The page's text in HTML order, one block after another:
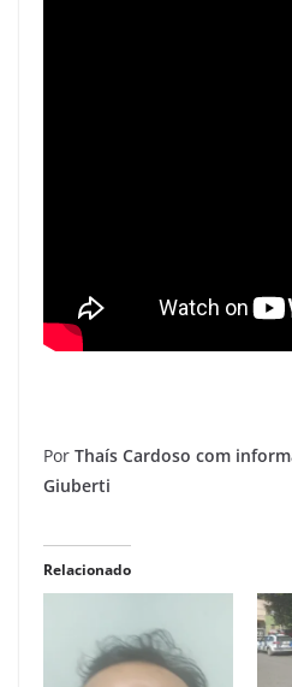
Por Thaís Cardoso com
Giuberti
Relacionado